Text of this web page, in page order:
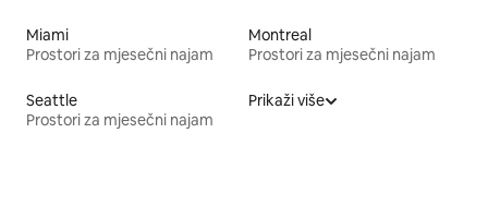
Miami
Prostori za mjesečni najam
Montreal
Prostori za mjesečni najam
Seattle
Prostori za mjesečni najam
Prikaži više